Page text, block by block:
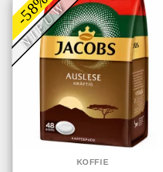
-58%
NIEUW
KOFFIE